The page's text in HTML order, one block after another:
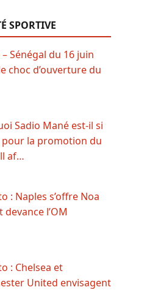
SPORTIVE
– Sénégal du 16 juin
choc d’ouverture du
Sadio Mané est-il si
la promotion du
af…
: Naples s’offre Noa
devance l’OM
: Chelsea et
United envisagent